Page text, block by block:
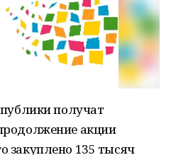
получат
акции
закуплено 135 тысяч